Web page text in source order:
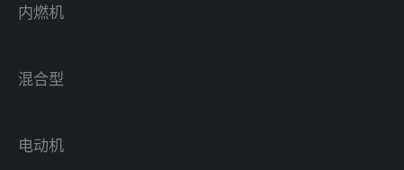
内燃机
混合型
电动机